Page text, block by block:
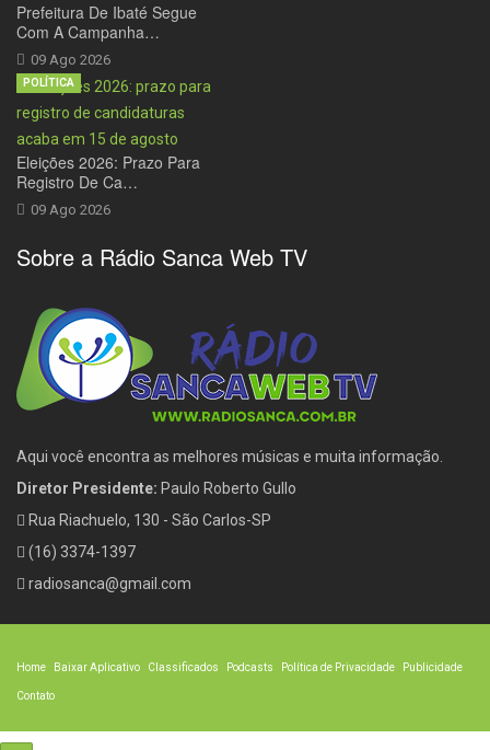
Prefeitura De Ibaté Segue
Com A Campanha…
09 Ago 2026
Eleições 2026: Prazo Para
Registro De Ca…
09 Ago 2026
POLÍTICA
Sobre a Rádio Sanca Web TV
Aqui você encontra as melhores músicas e muita informação.
Diretor Presidente: Paulo Roberto Gullo
Rua Riachuelo, 130 - São Carlos-SP
(16) 3374-1397
radiosanca@gmail.com
Home Baixar Aplicativo Classificados Podcasts Política de Privacidade Publicidade
Contato